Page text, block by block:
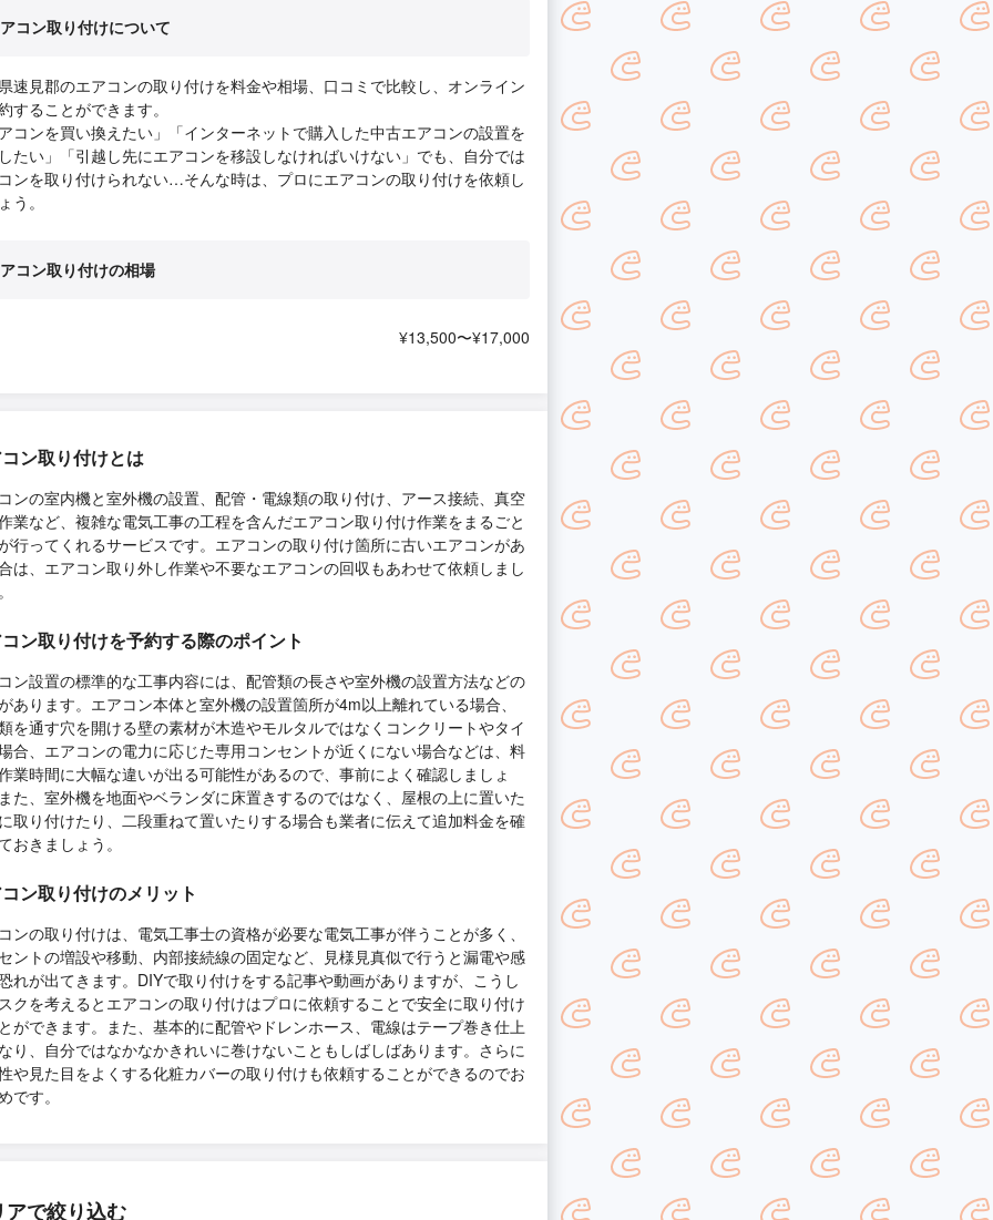
コン取り付けについて
速見郡のエアコンの取り付けを料金や相場、口コミで比較し、オンライン
することができます。
コンを買い換えたい」「インターネットで購入した中古エアコンの設置を
たい」「引越し先にエアコンを移設しなければいけない」でも、自分では
ンを取り付けられない…そんな時は、プロにエアコンの取り付けを依頼し
う。
コン取り付けの相場
¥13,500〜¥17,000
ン取り付けとは
ンの室内機と室外機の設置、配管・電線類の取り付け、アース接続、真空
業など、複雑な電気工事の工程を含んだエアコン取り付け作業をまるごと
行ってくれるサービスです。エアコンの取り付け箇所に古いエアコンがあ
は、エアコン取り外し作業や不要なエアコンの回収もあわせて依頼しまし
ン取り付けを予約する際のポイント
ン設置の標準的な工事内容には、配管類の長さや室外機の設置方法などの
あります。エアコン本体と室外機の設置箇所が4m以上離れている場合、
を通す穴を開ける壁の素材が木造やモルタルではなくコンクリートやタイ
合、エアコンの電力に応じた専用コンセントが近くにない場合などは、料
業時間に大幅な違いが出る可能性があるので、事前によく確認しましょ
た、室外機を地面やベランダに床置きするのではなく、屋根の上に置いた
取り付けたり、二段重ねて置いたりする場合も業者に伝えて追加料金を確
おきましょう。
ン取り付けのメリット
ンの取り付けは、電気工事士の資格が必要な電気工事が伴うことが多く、
ントの増設や移動、内部接続線の固定など、見様見真似で行うと漏電や感
れが出てきます。DIYで取り付けをする記事や動画がありますが、こうし
クを考えるとエアコンの取り付けはプロに依頼することで安全に取り付け
ができます。また、基本的に配管やドレンホース、電線はテープ巻き仕上
り、自分ではなかなかきれいに巻けないこともしばしばあります。さらに
や見た目をよくする化粧カバーの取り付けも依頼することができるのでお
です。
アで絞り込む